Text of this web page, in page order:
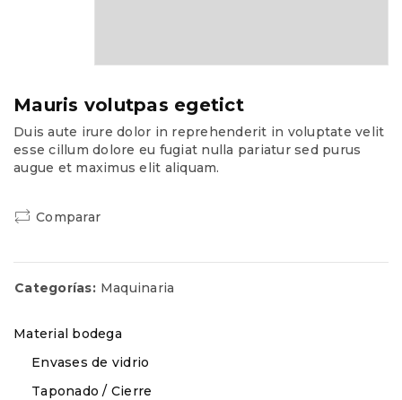
Material bodega
Envases de vidrio
Taponado / Cierre
Mauris volutpas egetict
Duis aute irure dolor in reprehenderit in voluptate velit
esse cillum dolore eu fugiat nulla pariatur sed purus
augue et maximus elit aliquam.
Comparar
Categorías: Maquinaria